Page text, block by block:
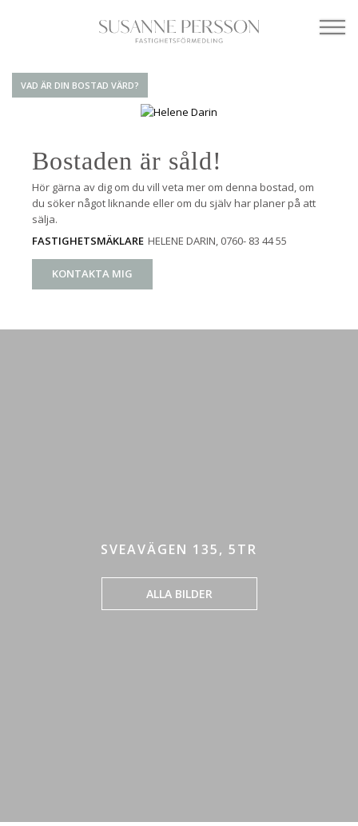
VAD ÄR DIN BOSTAD VÄRD?
Bostaden är såld!
Hör gärna av dig om du vill veta mer om denna bostad, om
du söker något liknande eller om du själv har planer på att
sälja.
FASTIGHETSMÄKLARE HELENE DARIN , 0760- 83 44 55
KONTAKTA MIG
SVEAVÄGEN 135, 5TR
ALLA BILDER